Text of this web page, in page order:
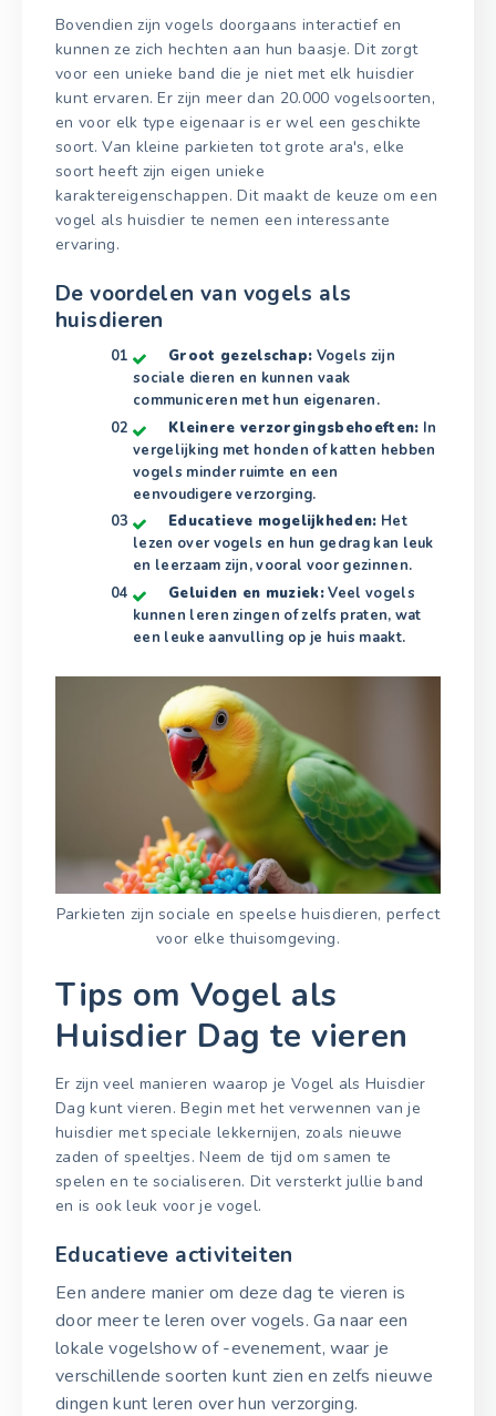
Bovendien zijn vogels doorgaans interactief en
kunnen ze zich hechten aan hun baasje. Dit zorgt
voor een unieke band die je niet met elk huisdier
kunt ervaren. Er zijn meer dan 20.000 vogelsoorten,
en voor elk type eigenaar is er wel een geschikte
soort. Van kleine parkieten tot grote ara's, elke
soort heeft zijn eigen unieke
karaktereigenschappen. Dit maakt de keuze om een
vogel als huisdier te nemen een interessante
ervaring.
De voordelen van vogels als
huisdieren
Groot gezelschap: Vogels zijn
sociale dieren en kunnen vaak
communiceren met hun eigenaren.
Kleinere verzorgingsbehoeften: In
vergelijking met honden of katten hebben
vogels minder ruimte en een
eenvoudigere verzorging.
Educatieve mogelijkheden: Het
lezen over vogels en hun gedrag kan leuk
en leerzaam zijn, vooral voor gezinnen.
Geluiden en muziek:Veel vogels
kunnen leren zingen of zelfs praten, wat
een leuke aanvulling op je huis maakt.
Parkieten zijn sociale en speelse huisdieren, perfect
voor elke thuisomgeving.
Tips om Vogel als
Huisdier Dag te vieren
Er zijn veel manieren waarop je Vogel als Huisdier
Dag kunt vieren. Begin met het verwennen van je
huisdier met speciale lekkernijen, zoals nieuwe
zaden of speeltjes. Neem de tijd om samen te
spelen en te socialiseren. Dit versterkt jullie band
en is ook leuk voor je vogel.
Educatieve activiteiten
Een andere manier om deze dag te vieren is
door meer te leren over vogels. Ga naar een
lokale vogelshow of -evenement, waar je
verschillende soorten kunt zien en zelfs nieuwe
dingen kunt leren over hun verzorging.